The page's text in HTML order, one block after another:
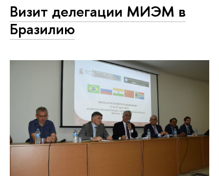
Визит делегации МИЭМ в
Бразилию